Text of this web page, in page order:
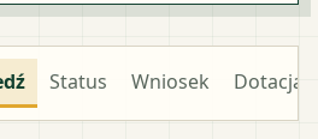
Status Wniosek Dotacja